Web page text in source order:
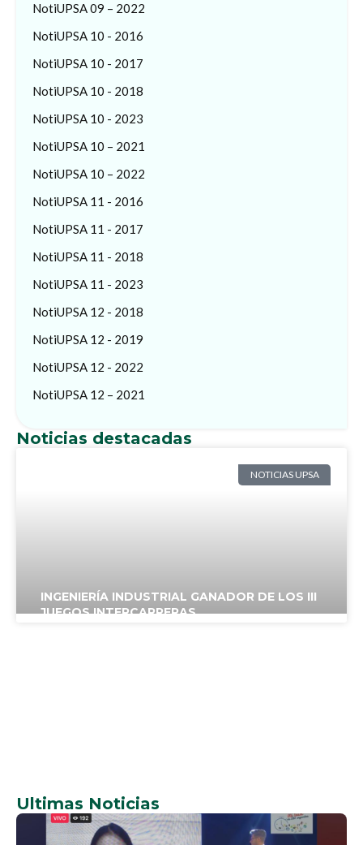
NotiUPSA 09 – 2022
NotiUPSA 10 - 2016
NotiUPSA 10 - 2017
NotiUPSA 10 - 2018
NotiUPSA 10 - 2023
NotiUPSA 10 – 2021
NotiUPSA 10 – 2022
NotiUPSA 11 - 2016
NotiUPSA 11 - 2017
NotiUPSA 11 - 2018
NotiUPSA 11 - 2023
NotiUPSA 12 - 2018
NotiUPSA 12 - 2019
NotiUPSA 12 - 2022
NotiUPSA 12 – 2021
Noticias destacadas
NOTICIAS UPSA
INGENIERÍA INDUSTRIAL GANADOR DE LOS III
JUEGOS INTERCARRERAS
NOTICIAS
UPSA
Ultimas Noticias